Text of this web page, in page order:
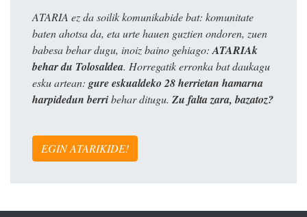
ATARIA ez da soilik komunikabide bat: komunitate
baten ahotsa da, eta urte hauen guztien ondoren, zuen
babesa behar dugu, inoiz baino gehiago: ATARIAk
behar du Tolosaldea. Horregatik erronka bat daukagu
esku artean: gure eskualdeko 28 herrietan hamarna
harpidedun berribehar ditugu. Zu falta zara, bazatoz?
EGIN ATARIKIDE!